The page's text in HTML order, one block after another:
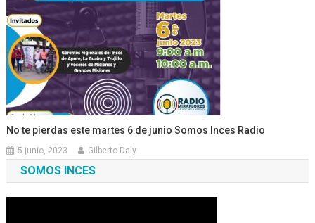
No te pierdas este martes 6 de junio Somos Inces Radio
5 junio, 2023 Gilberto Daly
SOMOS INCES